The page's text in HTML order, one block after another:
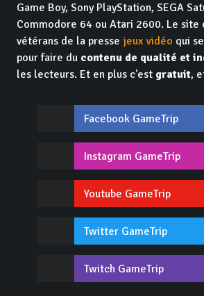
Game Boy, Sony PlayStation, SEGA
Commodore 64 ou Atari 2600. Le site
vétérans de la presse jeux vidéo qui
pour faire du contenu de qualité et
les lecteurs. Et en plus c'est gratuit,
Facebook GameTrip
Instagram GameTrip
Youtube GameTrip
Twitter GameTrip
Twitch GameTrip